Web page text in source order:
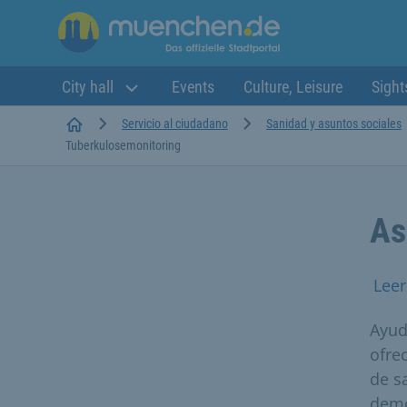
City hall Events Culture, Leisure
StartseiteServicio al ciudadano Sanidad y asuntos sociales
Tuberkulosemonitoring
de